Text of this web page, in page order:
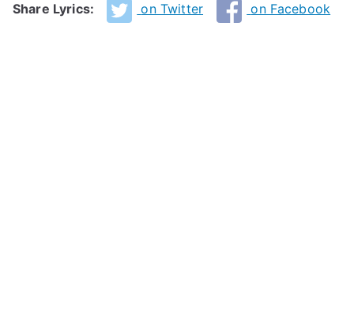
Share Lyrics: on Twitter on Facebook